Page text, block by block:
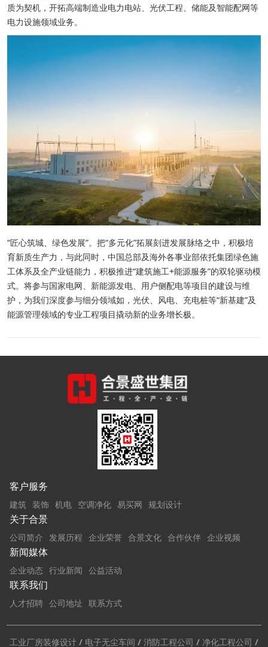
质为契机，开拓高端制造业电力电站、光伏工程、储能及智能配网等
电力设施领域业务。
“匠心筑城、绿色发展”。把“多元化”拓展刻进发展脉络之中，积极培
育新质生产力，与此同时，中国总部及海外各事业部依托集团绿色施
工体系及全产业链能力，积极推进“建筑施工+能源服务”的双轮驱动模
式。将参与国家电网、新能源发电、用户侧配电等项目的建设与维
护，为我们深度参与细分领域如，光伏、风电、充电桩等“新基建”及
能源管理领域的专业工程项目撬动新的业务增长极。
客户服务
建筑 装饰 机电 空调净化 易买网 规划设计
关于合景
公司简介 发展历程 企业荣誉 合景文化 合作伙伴 企业视频
新闻媒体
企业动态 行业新闻 公益活动
联系我们
人才招聘 公司地址 联系方式
工业厂房装修设计 / 电子无尘车间 / 消防工程公司 / 净化工程公司 /